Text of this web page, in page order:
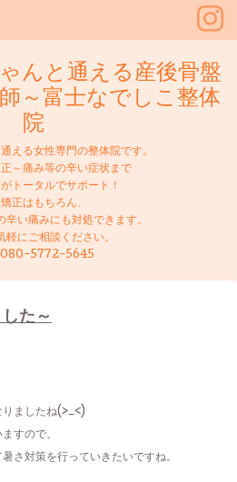
んと通える産後骨盤
～富士なでしこ整体
院
える女性専門の整体院です。
～痛み等の辛い症状まで
トータルでサポート！
正はもちろん、
辛い痛みにも対処できます。
軽にご相談ください。
080-5772-5645
た～
りましたね(>_<)
すので、
さ対策を行っていきたいですね。